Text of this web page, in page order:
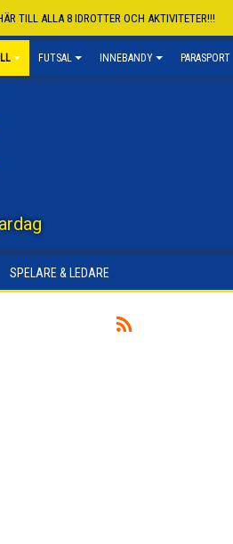
TILL ALLA 8 IDROTTER OCH AKTIVITETER!!!
FUTSAL INNEBANDY PARASPORT
SPELARE & LEDARE